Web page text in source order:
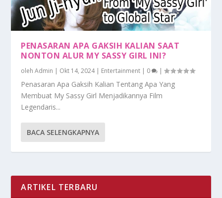
PENASARAN APA GAKSIH KALIAN SAAT
NONTON ALUR MY SASSY GIRL INI?
olehAdmin | Okt 14, 2024| Entertainment | 0 |
Penasaran Apa Gaksih Kalian Tentang Apa Yang
Membuat My Sassy Girl Menjadikannya Film
Legendaris...
BACA SELENGKAPNYA
ARTIKEL TERBARU